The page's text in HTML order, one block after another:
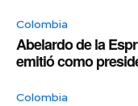
Colombia
Abelardo de la
emitió como
Colombia